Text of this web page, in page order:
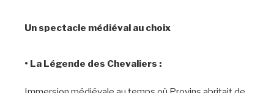
Un spectacle médiéval au choix
• La Légende des Chevaliers :